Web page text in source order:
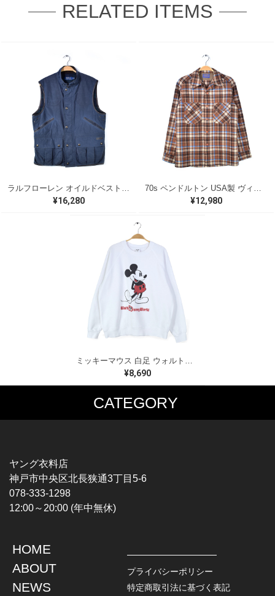
RELATED ITEMS
¥16,280 ¥12,980
ミッキーマウス 白足 ウォルトディズニーオフィシャル スウェット ホワイト WALT DISNEY WORLD ウォルトディズニーオフィシャル サイズXL相当 古着 CF0995
¥8,690
CATEGORY
MUSIC TEE
HARDCORE / PUNK
PROGLESSIVE ROCK
POPS
SOUL / R&B
T-SHIRTS
CHAMPION
TOPS
L / S SHIRT
S / S SHIRT
JACKET
DENIM
LEATHER
ヤング衣料店
神戸市中央区北長狭通3丁目5-6
078-333-1298
12:00～20:00 (年中無休)
HOME
ABOUT
NEWS
プライバシーポリシー
特定商取引法に基づく表記